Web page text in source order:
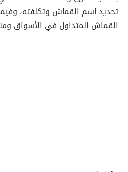
تحديد اسم القماش وتكلفته،
القماش المتداول في الأسواق